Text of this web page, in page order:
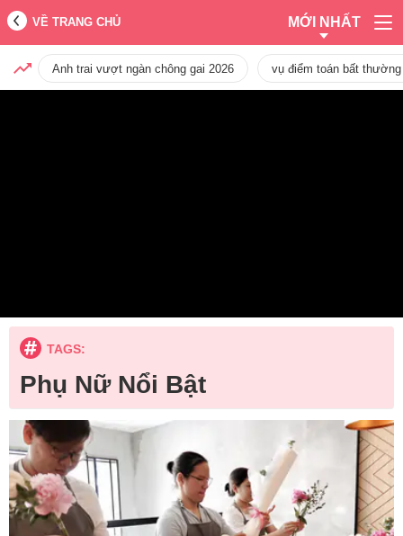
VỀ TRANG CHỦ MỚI NHẤT
Anh trai vượt ngàn chông gai 2026 vụ điểm toán bất
TAGS:
Phụ Nữ Nổi Bật